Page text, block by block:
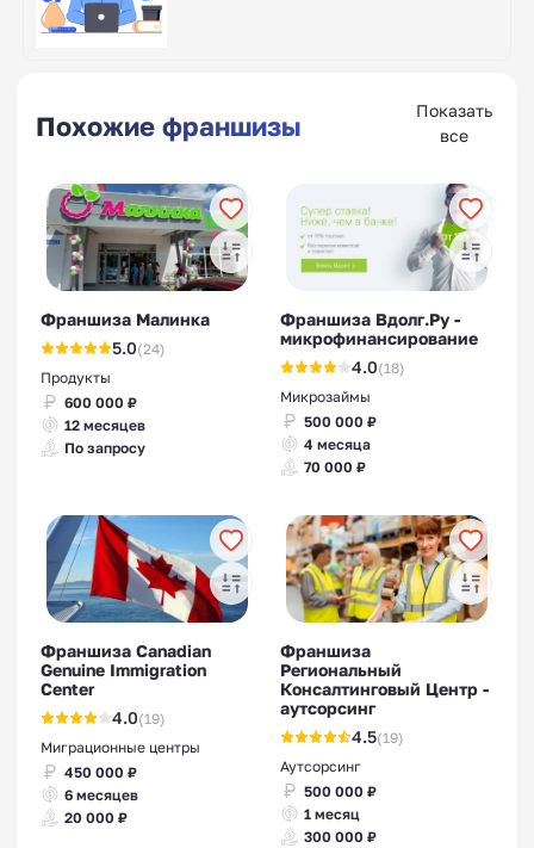
Похожие франшизы
Показать
все
Франшиза Малинка
5.0(24)
Продукты
600 000 ₽
12 месяцев
По запросу
Франшиза Вдолг.Ру -
микрофинансирование
4.0(18)
Микрозаймы
500 000 ₽
4 месяца
70 000 ₽
Франшиза Canadian
Genuine Immigration
Center
4.0(19)
Миграционные центры
450 000 ₽
6 месяцев
20 000 ₽
Франшиза
Региональный
Консалтинговый Центр -
аутсорсинг
4.5(19)
Аутсорсинг
500 000 ₽
1 месяц
300 000 ₽